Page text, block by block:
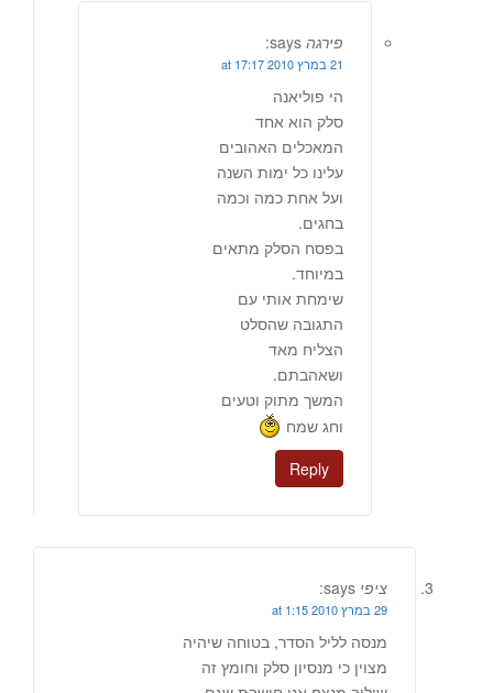
פירגה says:
21 במרץ 2010 at 17:17
הי פוליאנה
סלק הוא אחד
המאכלים האהובים
עלינו כל ימות השנה
ועל אחת כמה וכמה
בחגים.
בפסח הסלק מתאים
במיוחד.
שימחת אותי עם
התגובה שהסלט
הצליח מאד
ושאהבתם.
המשך מתוק וטעים
וחג שמח
Reply
ציפי says:
29 במרץ 2010 at 1:15
מנסה לליל הסדר, בטוחה שיהיה
מצוין כי מנסיון סלק וחומץ זה